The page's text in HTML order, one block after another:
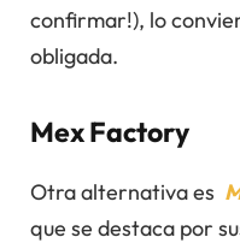
confirmar!), lo
obligada.
Mex Factory
Otra alternativa es
que se destaca por